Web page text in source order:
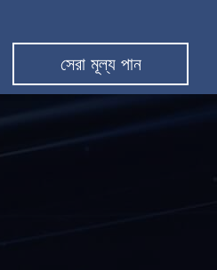
সেরা মূল্য পান